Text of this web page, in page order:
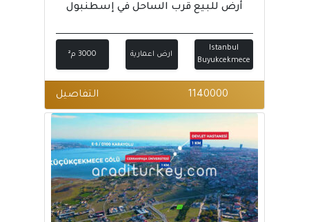
أرض للبيع قرب الساحل في إسطنبول
Istanbul
Buyukcekmece
ارض اعمارية 3000 م²
1140000 التفاصيل